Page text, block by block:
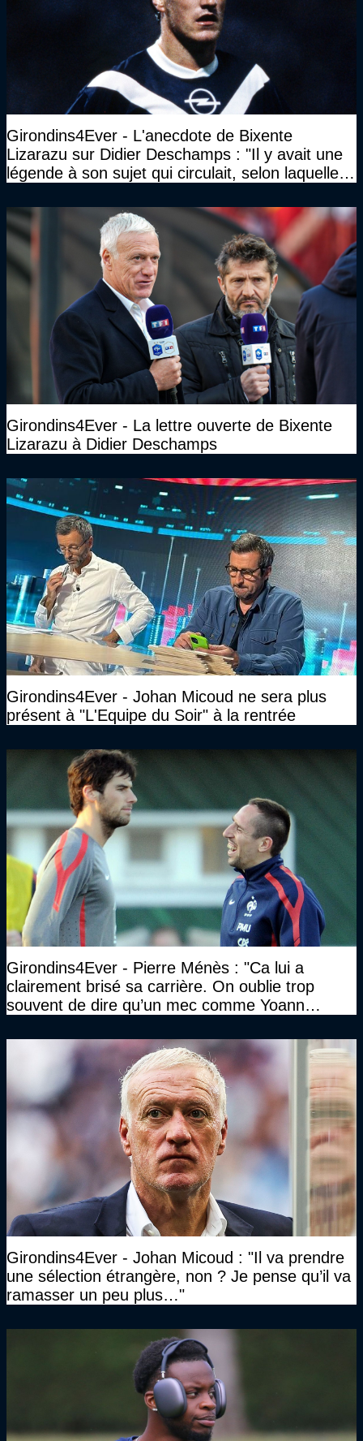
Girondins4Ever - L'anecdote de Bixente
Lizarazu sur Didier Deschamps : "Il y avait une
légende à son sujet qui circulait, selon laquelle il
Girondins4Ever - La lettre ouverte de Bixente
Lizarazu à Didier Deschamps
Girondins4Ever - Johan Micoud ne sera plus
présent à "L'Equipe du Soir" à la rentrée
Girondins4Ever - Pierre Ménès : "Ca lui a
clairement brisé sa carrière. On oublie trop
souvent de dire qu’un mec comme Yoann
Girondins4Ever - Johan Micoud : "Il va prendre
une sélection étrangère, non ? Je pense qu’il va
ramasser un peu plus…"